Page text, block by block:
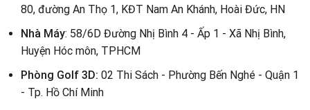
80, đường An Thọ 1, KĐT Nam An Khánh, Hoài Đức, HN
Nhà Máy: 58/6D Đường Nhị Bình 4 - Ấp 1 - Xã Nhị Bình,
Huyện Hóc môn, TPHCM
Phòng Golf 3D:02 Thi Sách - Phường Bến Nghé - Quận 1
- Tp. Hồ Chí Minh